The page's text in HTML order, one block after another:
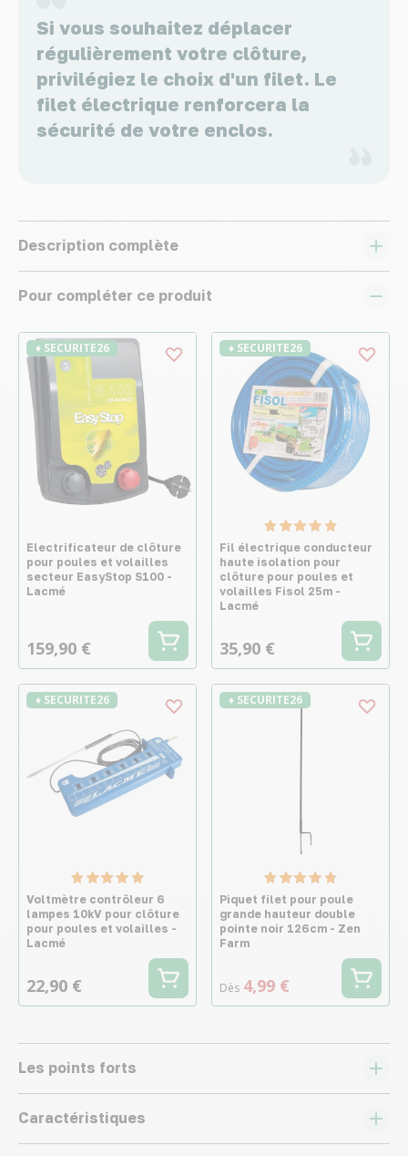
Si vous souhaitez déplacer
régulièrement votre clôture,
privilégiez le choix d'un filet. Le
filet électrique renforcera la
sécurité de votre enclos.
Description complète
Pour compléter ce produit
♦ SECURITE26
Electrificateur de clôture
pour poules et volailles
secteur EasyStop S100 -
Lacmé
159,90 €
♦ SECURITE26
Fil électrique conducteur
haute isolation pour
clôture pour poules et
volailles Fisol 25m -
Lacmé
35,90 €
♦ SECURITE26
Voltmètre contrôleur 6
lampes 10kV pour clôture
pour poules et volailles -
Lacmé
22,90 €
♦ SECURITE26
Piquet filet pour poule
grande hauteur double
pointe noir 126cm - Zen
Farm
Dès 4,99 €
Les points forts
Caractéristiques